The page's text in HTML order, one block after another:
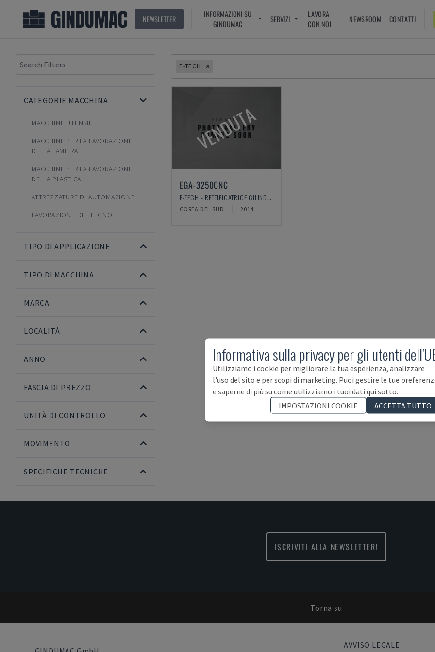
NEWSLETTER
INFORMAZIONI SU
GINDUMAC
SERVIZI
LAVORA
CON NOI
NEWSROOM CONTATTI
CATEGORIE MACCHINA
MACCHINE UTENSILI
MACCHINE PER LA LAVORAZIONE
DELLA LAMIERA
MACCHINE PER LA LAVORAZIONE
DELLA PLASTICA
ATTREZZATURE DI AUTOMAZIONE
LAVORAZIONE DEL LEGNO
TIPO DI APPLICAZIONE
TIPO DI MACCHINA
MARCA
LOCALITÀ
ANNO
FASCIA DI PREZZO
UNITÀ DI CONTROLLO
MOVIMENTO
SPECIFICHE TECNICHE
E-TECH
VENDUTA
EGA-3250CNC
E-TECH - RETTIFICATRICE CILINDRICA
COREA DEL SUD 2014
ISCRIVITI ALLA NEWSLETTER!
Torna su
AVVISO LEGALE
Informativa sulla privacy per gli utenti
Utilizziamo i cookie per migliorare la tua esperienza, analizzare
l'uso del sito e per scopi di marketing. Puoi gestire le tue
e saperne di più su come utilizziamo i tuoi dati qui sotto.
IMPOSTAZIONI COOKIE
ACCETTA TUTTO